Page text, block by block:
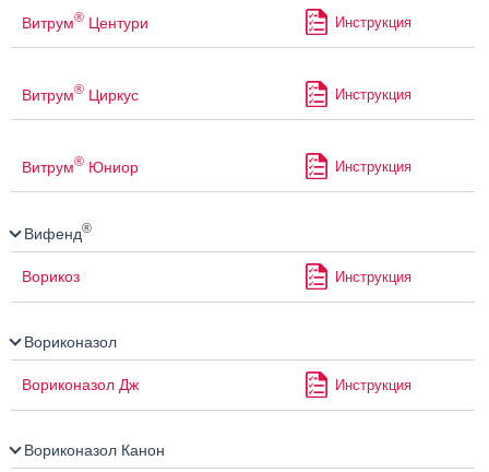
Витрум® Центури Инструкция
Витрум® Циркус Инструкция
Витрум® Юниор Инструкция
Вифенд®
Ворикоз Инструкция
Вориконазол
Вориконазол Дж Инструкция
Вориконазол Канон